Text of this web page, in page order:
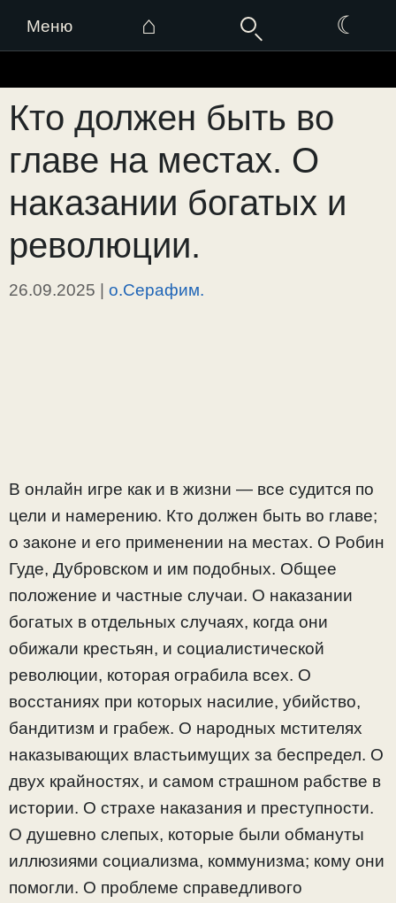
Меню ⌂ ☾
к
содержимому
Кто должен быть во
главе на местах. О
наказании богатых и
революции.
26.09.2025 | о.Серафим.
В онлайн игре как и в жизни — все судится по
цели и намерению. Кто должен быть во главе;
о законе и его применении на местах. О Робин
Гуде, Дубровском и им подобных. Общее
положение и частные случаи. О наказании
богатых в отдельных случаях, когда они
обижали крестьян, и социалистической
революции, которая ограбила всех. О
восстаниях при которых насилие, убийство,
бандитизм и грабеж. О народных мстителях
наказывающих властьимущих за беспредел. О
двух крайностях, и самом страшном рабстве в
истории. О страхе наказания и преступности.
О душевно слепых, которые были обмануты
иллюзиями социализма, коммунизма; кому они
помогли. О проблеме справедливого